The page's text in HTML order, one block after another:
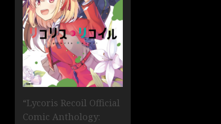
“Lycoris Recoil Official
Comic Anthology: